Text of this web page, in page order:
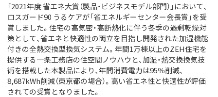
「2021年度 省エネ大賞（製品・ビジネスモデル部門）」において、
ロスガード90 うるケアが「省エネルギーセンター会長賞」を受
賞しました。住宅の高気密・高断熱化に伴う冬季の過剰乾燥対
策として、省エネと快適性の両立を目指し開発された加湿機能
付きの全熱交換型換気システム。年間1万棟以上のZEH住宅を
提供する一条工務店の住空間ノウハウと、加湿・熱交換換気技
術を搭載した本製品により、年間消費電力は95％削減、
8,687kWh削減（東京都の場合）。高い省エネ性と快適性が評価
されての受賞となりました。